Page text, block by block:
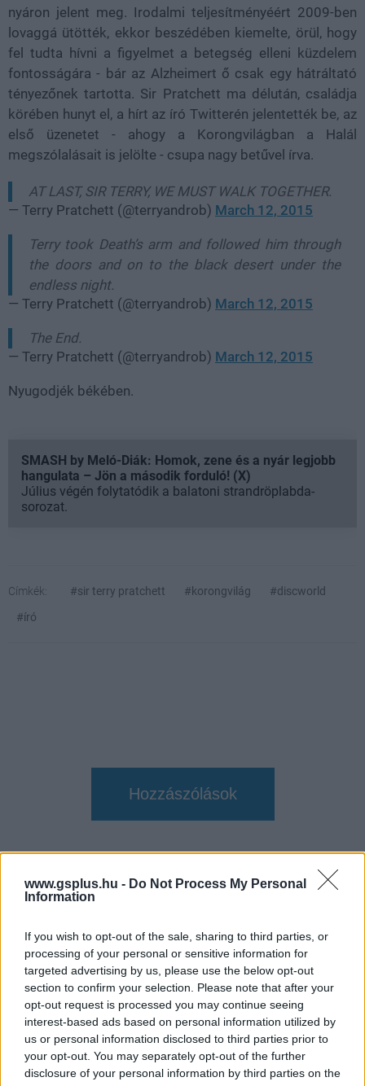
www.gsplus.hu - Do Not Process My Personal
Information
If you wish to opt-out of the sale, sharing to third parties, or
processing of your personal or sensitive information for
targeted advertising by us, please use the below opt-out
section to confirm your selection. Please note that after your
opt-out request is processed you may continue seeing
interest-based ads based on personal information utilized by
us or personal information disclosed to third parties prior to
your opt-out. You may separately opt-out of the further
disclosure of your personal information by third parties on the
nyáron jelent meg. Irodalmi teljesítményéért 2009-ben
lovaggá ütötték, ekkor beszédében kiemelte, örül, hogy
fel tudta hívni a figyelmet a betegség elleni küzdelem
fontosságára - bár az Alzheimert ő csak egy hátráltató
tényezőnek tartotta. Sir Pratchett ma délután, családja
körében hunyt el, a hírt az író Twitterén jelentették be, az
első üzenetet - ahogy a Korongvilágban a Halál
megszólalásait is jelölte - csupa nagy betűvel írva.
AT LAST, SIR TERRY, WE MUST WALK TOGETHER.
— Terry Pratchett (@terryandrob) March 12, 2015
Terry took Death’s arm and followed him through
the doors and on to the black desert under the
endless night.
— Terry Pratchett (@terryandrob) March 12, 2015
The End.
— Terry Pratchett (@terryandrob) March 12, 2015
Nyugodjék békében.
SMASH by Meló-Diák: Homok, zene és a nyár legjobb
hangulata – Jön a második forduló! (X)
Július végén folytatódik a balatoni strandröplabda-
sorozat.
Címkék: #sir terry pratchett #korongvilág
#discworld
#író
Hozzászólások
Project CARS - pár új pálya és
kép, hogy nehezebb legyen a
várakozás
Milan|2015 március 13. 10:33
Négy új pályát jelentett be a Namco Bandai a
Project CARS-hoz, mindehhez pedig képeket is